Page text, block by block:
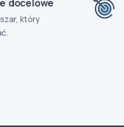
docelowe
który